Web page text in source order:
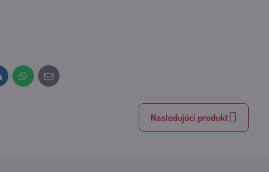
WhatsApp
E-
mail
Nasledujúci produkt